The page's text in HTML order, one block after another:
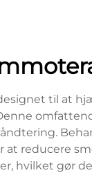
til at
reducere
hvilket gør